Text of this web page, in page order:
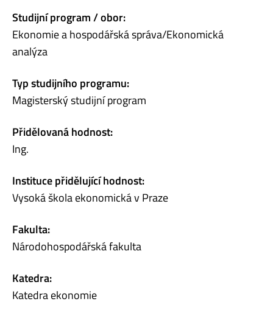
Studijní program / obor:
Ekonomie a hospodářská správa/Ekonomická
analýza
Typ studijního programu:
Magisterský studijní program
Přidělovaná hodnost:
Ing.
Instituce přidělující hodnost:
Vysoká škola ekonomická v Praze
Fakulta:
Národohospodářská fakulta
Katedra:
Katedra ekonomie